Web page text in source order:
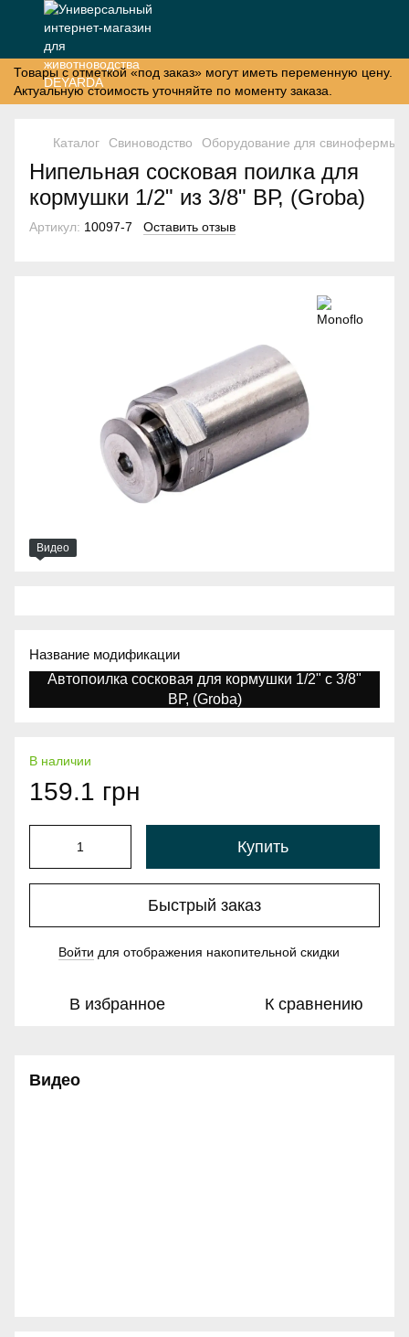
Товары с отметкой «под заказ» могут иметь переменную цену.
Актуальную стоимость уточняйте по моменту заказа.
Каталог Свиноводство Оборудование для свинофермы
Нипельная сосковая поилка для
кормушки 1/2" из 3/8" ВР, (Groba)
Артикул: 10097-7 Оставить отзыв
Видео
Название модификации
Автопоилка сосковая для кормушки 1/2" с 3/8"
ВР, (Groba)
В наличии
159.1 грн
Купить
Быстрый заказ
Войти для отображения накопительной скидки
В избранное К сравнению
Видео